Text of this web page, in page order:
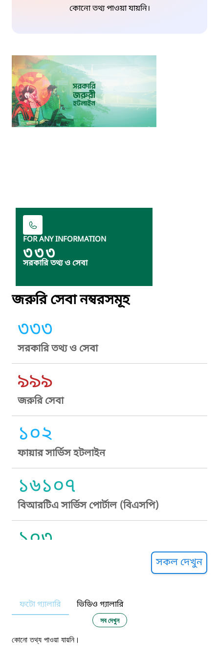
কোনো তথ্য পাওয়া যায়নি।
FOR ANY INFORMATION
৩৩৩
সরকারি তথ্য ও সেবা
জরুরি সেবা নম্বরসমূহ
৩৩৩
সরকারি তথ্য ও সেবা
৯৯৯
জরুরি সেবা
১০২
ফায়ার সার্ভিস হটলাইন
১৬১০৭
বিআরটিএ সার্ভিস পোর্টাল (বিএসপি)
১০৩
নারী ও শিশু নির্যাতন প্রতিরোধ
১০৬
সকল দেখুন
ফটো গ্যালারি ভিডিও গ্যালারি
সব দেখুন
কোনো তথ্য পাওয়া যায়নি।